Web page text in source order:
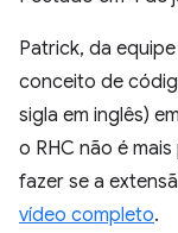
Patrick, da
conceito de
sigla em inglês)
o RHC não é
fazer se a
vídeo completo.